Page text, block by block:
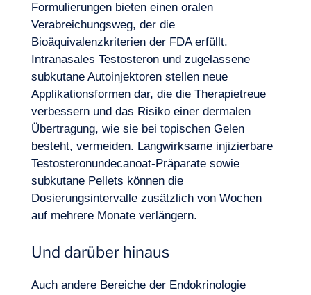
Kontakt
DE
Formulierungen bieten einen oralen
Verabreichungsweg, der die
Bioäquivalenzkriterien der FDA erfüllt.
Intranasales Testosteron und zugelassene
subkutane Autoinjektoren stellen neue
Applikationsformen dar, die die Therapietreue
verbessern und das Risiko einer dermalen
Übertragung, wie sie bei topischen Gelen
besteht, vermeiden. Langwirksame injizierbare
Testosteronundecanoat-Präparate sowie
subkutane Pellets können die
Dosierungsintervalle zusätzlich von Wochen
auf mehrere Monate verlängern.
Und darüber hinaus
Auch andere Bereiche der Endokrinologie